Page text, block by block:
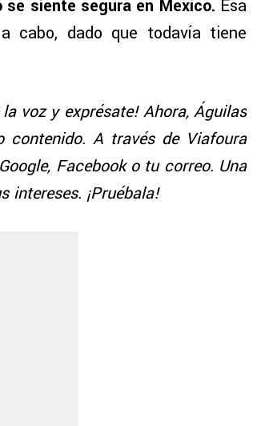
siente segura en México. Esa
cabo, dado que todavía tiene
voz y exprésate! Ahora, Águilas
contenido. A través de Viafoura
Facebook o tu correo. Una
intereses. ¡Pruébala!